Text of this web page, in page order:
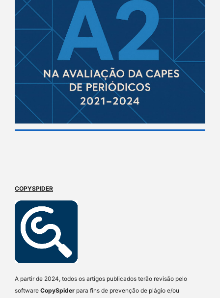
COPYSPIDER
A partir de 2024, todos os artigos publicados terão revisão pelo
software CopySpider para fins de prevenção de plágio e/ou